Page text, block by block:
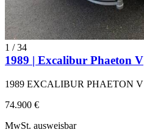
1 /34
1989 | Excalibur Phaeton V
1989 EXCALIBUR PHAETON V
74.900 €
MwSt. ausweisbar